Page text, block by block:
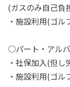
(ガスのみ自己負
・施設利用(ゴル
○パート・アル
・社保加入(但し
・施設利用(ゴル